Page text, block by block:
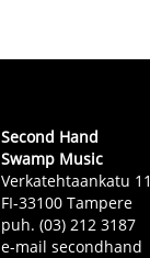
Second Hand
Swamp Music
Verkatehtaankatu 11
FI-33100 Tampere
puh. (03) 212 3187
e-mail secondhand